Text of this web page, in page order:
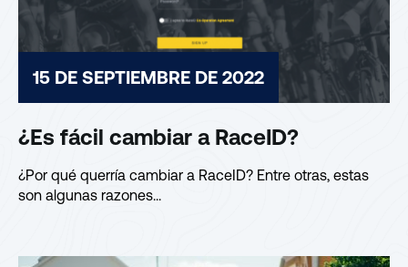
15 DE SEPTIEMBRE DE 2022
¿Es fácil cambiar a RaceID?
¿Por qué querría cambiar a RaceID? Entre otras, estas
son algunas razones...